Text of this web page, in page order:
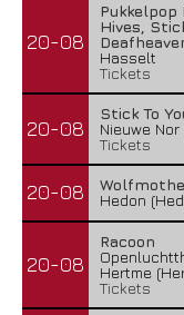
20-08
Pukkelpop
Hives,
Hasselt
Tickets
20-08
Stick To
Nieuwe
Tickets
20-08
Hedon
20-08
Racoon
Hertme
Tickets